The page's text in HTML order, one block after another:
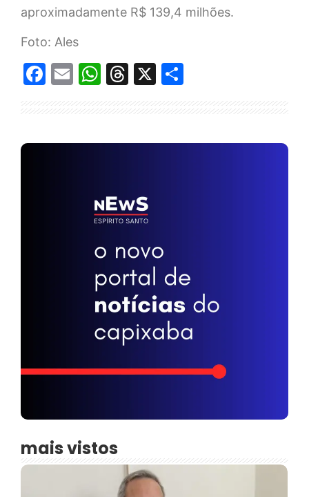
aproximadamente R$ 139,4 milhões.
Foto: Ales
Facebook
EmailWhatsApp
Threads
X
mais vistos